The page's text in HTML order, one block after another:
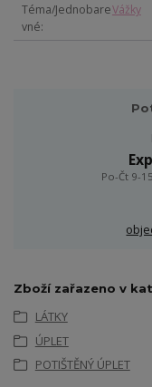
Téma/Jednobare
vné
Vážky
Po-Čt 9-
Zboží zařazeno v
LÁTKY
ÚPLET
POTIŠTĚNÝ ÚPLET